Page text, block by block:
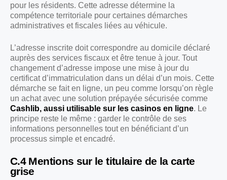
pour les résidents. Cette adresse détermine la
compétence territoriale pour certaines démarches
administratives et fiscales liées au véhicule.
L’adresse inscrite doit correspondre au domicile déclaré
auprès des services fiscaux et être tenue à jour. Tout
changement d’adresse impose une mise à jour du
certificat d’immatriculation dans un délai d’un mois. Cette
démarche se fait en ligne, un peu comme lorsqu’on règle
un achat avec une solution prépayée sécurisée comme
Cashlib, aussi utilisable sur les casinos en ligne. Le
principe reste le même : garder le contrôle de ses
informations personnelles tout en bénéficiant d’un
processus simple et encadré.
C.4 Mentions sur le titulaire de la carte
grise